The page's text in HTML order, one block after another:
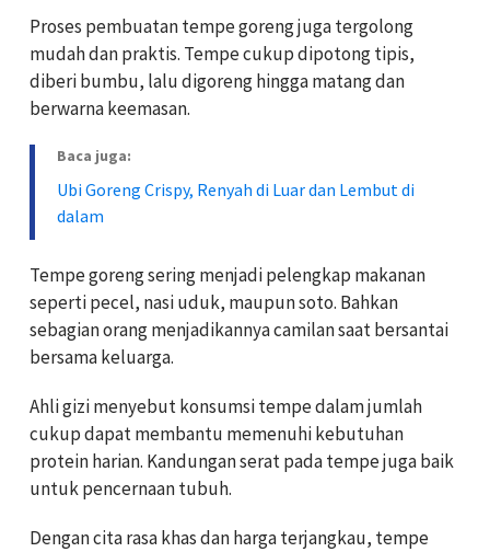
Proses pembuatan tempe goreng juga tergolong
mudah dan praktis. Tempe cukup dipotong tipis,
diberi bumbu, lalu digoreng hingga matang dan
berwarna keemasan.
Baca juga:
Ubi Goreng Crispy, Renyah di Luar dan Lembut di
dalam
Tempe goreng sering menjadi pelengkap makanan
seperti pecel, nasi uduk, maupun soto. Bahkan
sebagian orang menjadikannya camilan saat bersantai
bersama keluarga.
Ahli gizi menyebut konsumsi tempe dalam jumlah
cukup dapat membantu memenuhi kebutuhan
protein harian. Kandungan serat pada tempe juga baik
untuk pencernaan tubuh.
Dengan cita rasa khas dan harga terjangkau, tempe